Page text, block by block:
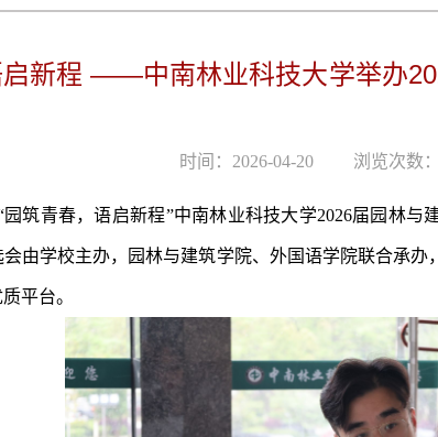
启新程 ——中南林业科技大学举办
时间：2026-04-20 浏览次数：
园筑青春，语启新程”中南林业科技大学2026届园林
由学校主办，园林与建筑学院、外国语学院联合承
平台。